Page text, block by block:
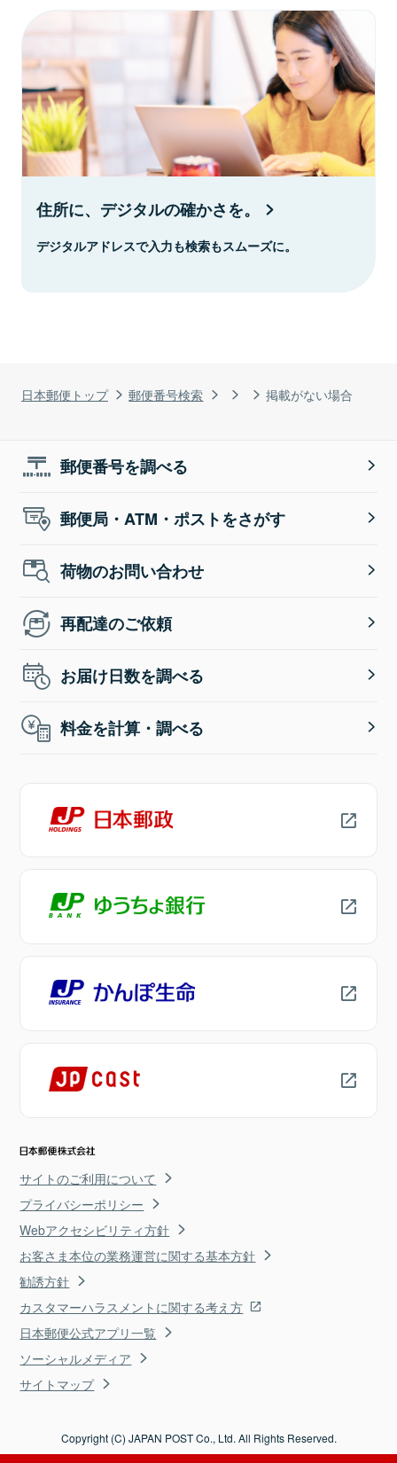
日本郵便トップ 郵便番号検索 掲載がない場合
住所に、デジタルの確かさを。
デジタルアドレスで入力も検索もスムーズに。
郵便番号を調べる
郵便局・ATM・ポストをさがす
荷物のお問い合わせ
再配達のご依頼
お届け日数を調べる
料金を計算・調べる
サイトのご利用について
プライバシーポリシー
Webアクセシビリティ方針
お客さま本位の業務運営に関する基本方針
勧誘方針
カスタマーハラスメントに関する考え方
日本郵便公式アプリ一覧
ソーシャルメディア
サイトマップ
Copyright (C) JAPAN POST Co., Ltd. All Rights Reserved.